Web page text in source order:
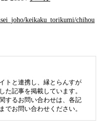
keikaku_torikumi/chihou
トと連携し、縁とらんすが
た記事を掲載しています。
するお問い合わせは、各記
でお問い合わせください。